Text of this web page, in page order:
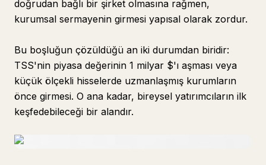
doğrudan bağlı bir şirket olmasına rağmen,
kurumsal sermayenin girmesi yapısal olarak zordur.
Bu boşluğun çözüldüğü an iki durumdan biridir:
TSS'nin piyasa değerinin 1 milyar $'ı aşması veya
küçük ölçekli hisselerde uzmanlaşmış kurumların
önce girmesi. O ana kadar, bireysel yatırımcıların ilk
keşfedebileceği bir alandır.